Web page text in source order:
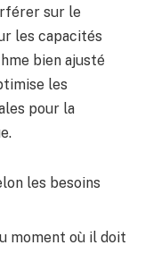
sur le
les capacités
bien ajusté
les
pour la
les besoins
moment où il doit